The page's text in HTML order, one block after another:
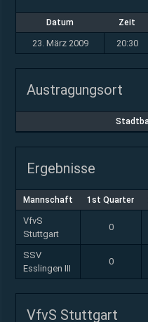
Datum Zeit
23. März 2009 20:30
Austragungsort
Ergebnisse
Mannschaft 1st Quarter
VfvS
Stuttgart
0
SSV
Esslingen III
0
VfvS Stuttgart